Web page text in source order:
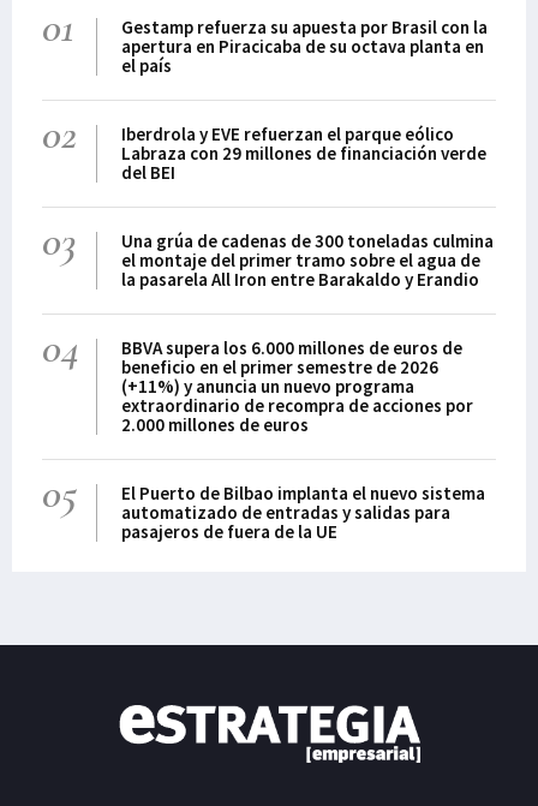
01
Gestamp refuerza su apuesta por Brasil con la
apertura en Piracicaba de su octava planta en
el país
02
Iberdrola y EVE refuerzan el parque eólico
Labraza con 29 millones de financiación verde
del BEI
03
Una grúa de cadenas de 300 toneladas culmina
el montaje del primer tramo sobre el agua de
la pasarela All Iron entre Barakaldo y Erandio
04
BBVA supera los 6.000 millones de euros de
beneficio en el primer semestre de 2026
(+11%) y anuncia un nuevo programa
extraordinario de recompra de acciones por
2.000 millones de euros
05
El Puerto de Bilbao implanta el nuevo sistema
automatizado de entradas y salidas para
pasajeros de fuera de la UE